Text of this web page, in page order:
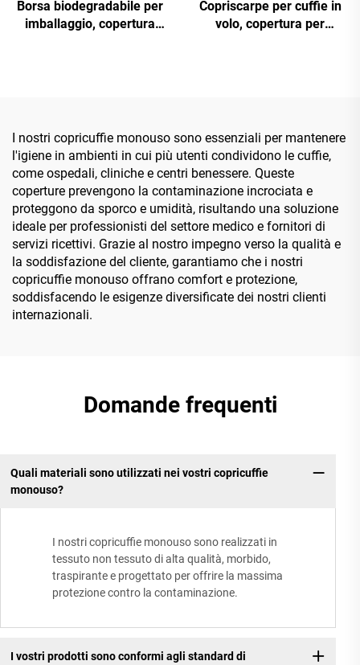
Borsa biodegradabile per
imballaggio, copertura
Copriscarpe per cuffie in
volo, copertura per
I nostri copricuffie monouso sono essenziali per mantenere
l'igiene in ambienti in cui più utenti condividono le cuffie,
come ospedali, cliniche e centri benessere. Queste
coperture prevengono la contaminazione incrociata e
proteggono da sporco e umidità, risultando una soluzione
ideale per professionisti del settore medico e fornitori di
servizi ricettivi. Grazie al nostro impegno verso la qualità e
la soddisfazione del cliente, garantiamo che i nostri
copricuffie monouso offrano comfort e protezione,
soddisfacendo le esigenze diversificate dei nostri clienti
internazionali.
Domande frequenti
Quali materiali sono utilizzati nei vostri copricuffie
monouso?
I nostri copricuffie monouso sono realizzati in
tessuto non tessuto di alta qualità, morbido,
traspirante e progettato per offrire la massima
protezione contro la contaminazione.
I vostri prodotti sono conformi agli standard di